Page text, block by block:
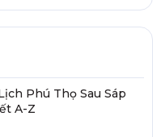
Phú Thọ Sau Sáp
A-Z